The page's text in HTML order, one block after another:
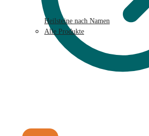
Heilsteine nach Namen
Alle Produkte